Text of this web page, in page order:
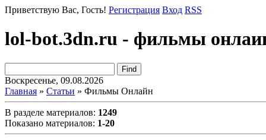
Приветствую Вас, Гость! Регистрация Вход RSS
lol-bot.3dn.ru - фильмы
Воскресенье, 09.08.2026
Главная » Статьи » Фильмы Онлайн
В разделе материалов: 1249
Показано материалов: 1-20